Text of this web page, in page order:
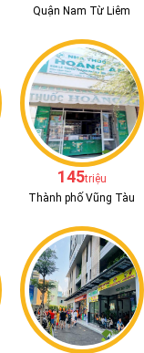
Quận Nam Từ Liêm
145triệu
Thành phố Vũng Tàu